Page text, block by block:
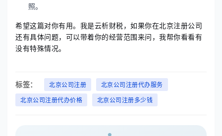
照。
希望这篇对你有用。我是云析财税，如果你在北京注册公司
还有具体问题，可以带着你的经营范围来问，我帮你看看有
没有特殊情况。
标签： 北京公司注册
北京公司注册代办服务
北京公司注册代办价格
北京公司注册多少钱